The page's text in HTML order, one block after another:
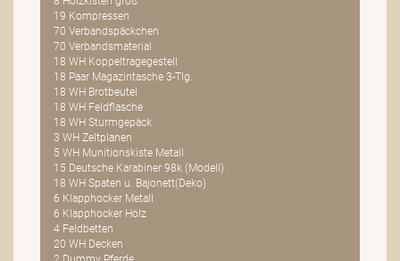
19 Kompressen
70 Verbandspäckchen
70 Verbandsmaterial
18 WH Koppeltragegestell
18 Paar Magazintasche 3-Tlg.
18 WH Brotbeutel
18 WH Feldflasche
18 WH Sturmgepäck
3 WH Zeltplanen
5 WH Munitionskiste Metall
15 Deutsche Karabiner 98k (Modell)
18 WH Spaten u. Bajonett(Deko)
6 Klapphocker Metall
6 Klapphocker Holz
4 Feldbetten
20 WH Decken